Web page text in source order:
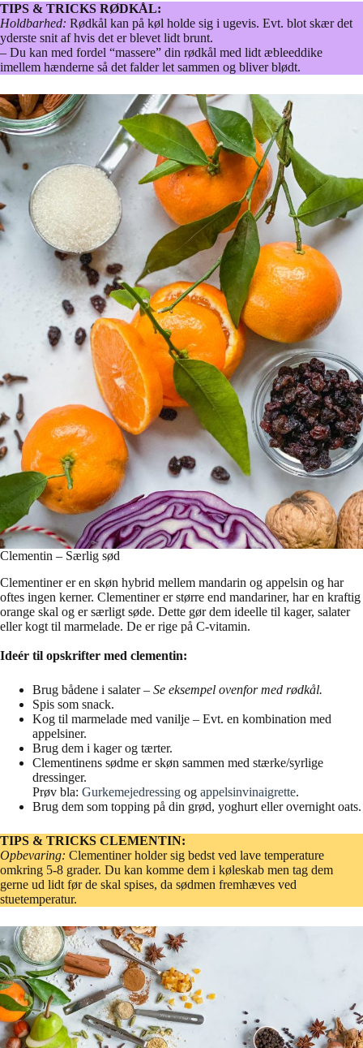
TIPS & TRICKS RØDKÅL:
Holdbarhed: Rødkål kan på køl holde sig i ugevis. Evt. blot skær det
yderste snit af hvis det er blevet lidt brunt.
– Du kan med fordel “massere” din rødkål med lidt æbleeddike
imellem hænderne så det falder let sammen og bliver blødt.
Clementin – Særlig sød
Clementiner er en skøn hybrid mellem mandarin og appelsin og har
oftes ingen kerner. Clementiner er større end mandariner, har en kraftig
orange skal og er særligt søde. Dette gør dem ideelle til kager, salater
eller kogt til marmelade. De er rige på C-vitamin.
Ideér til opskrifter med clementin:
Brug bådene i salater – Se eksempel ovenfor med rødkål.
Spis som snack.
Kog til marmelade med vanilje – Evt. en kombination med
appelsiner.
Brug dem i kager og tærter.
Clementinens sødme er skøn sammen med stærke/syrlige
dressinger.
Prøv bla: Gurkemejedressing og appelsinvinaigrette.
Brug dem som topping på din grød, yoghurt eller overnight oats.
TIPS & TRICKS CLEMENTIN:
Opbevaring: Clementiner holder sig bedst ved lave temperature
omkring 5-8 grader. Du kan komme dem i køleskab men tag dem
gerne ud lidt før de skal spises, da sødmen fremhæves ved
stuetemperatur.